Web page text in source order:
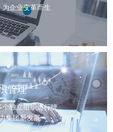
企业变革而生
管理
个独立组织进行统
集团新发展